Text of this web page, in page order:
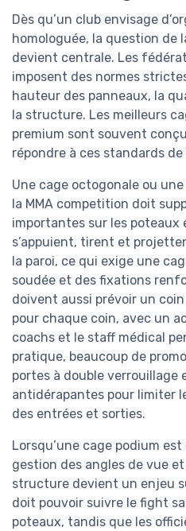
Dès qu’un club envisage
homologuée, la question de
devient centrale. Les
imposent des normes
hauteur des panneaux, la
la structure. Les meilleurs
premium sont souvent
répondre à ces standards
Une cage octogonale ou
la MMA competition doit
importantes sur les poteaux
s’appuient, tirent et
la paroi, ce qui exige une
soudée et des fixations
doivent aussi prévoir un
pour chaque coin, avec un
coachs et le staff médical
pratique, beaucoup de
portes à double verrouillage
antidérapantes pour limiter
des entrées et sorties.
Lorsqu’une cage podium
gestion des angles de vue
structure devient un enjeu
doit pouvoir suivre le fight
poteaux, tandis que les